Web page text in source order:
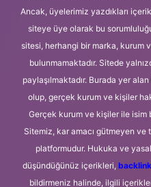
Ancak, üyelerimiz yazdıkları
siteye üye olarak bu
sitesi, herhangi bir marka, kurum
bulunmamaktadır. Sitede
paylaşılmaktadır. Burada yer
olup, gerçek kurum ve kişiler
Gerçek kurum ve kişiler ile isim
Sitemiz, kar amacı gütmeyen ve
platformudur. Hukuka ve
düşündüğünüz içerikleri,
bildirmeniz halinde, ilgili